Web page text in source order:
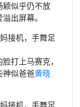
颖似乎仍不放
出屏幕。
打上马赛克，
神似爸爸黄晓